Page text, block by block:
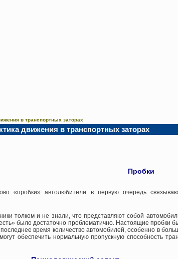
в транспортных заторах
движения в транспортных заторах
Пробки
«пробки» автолюбители в первую очередь
толком и не знали, что представляют собой
было достаточно проблематично. Настоящие пробки
время количество автомобилей, особенно в
обеспечить нормальную пропускную способность